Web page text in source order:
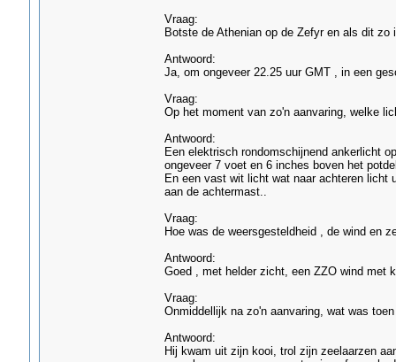
Vraag:
Botste de Athenian op de Zefyr en als dit
Antwoord:
Ja, om ongeveer 22.25 uur GMT , in een
Vraag:
Op het moment van zo'n aanvaring, welke
Antwoord:
Een elektrisch rondomschijnend ankerlicht
ongeveer 7 voet en 6 inches boven het
En een vast wit licht wat naar achteren licht
aan de achtermast..
Vraag:
Hoe was de weersgesteldheid , de wind en
Antwoord:
Goed , met helder zicht, een ZZO wind met
Vraag:
Onmiddellijk na zo'n aanvaring, wat was
Antwoord:
Hij kwam uit zijn kooi, trol zijn zeelaarzen